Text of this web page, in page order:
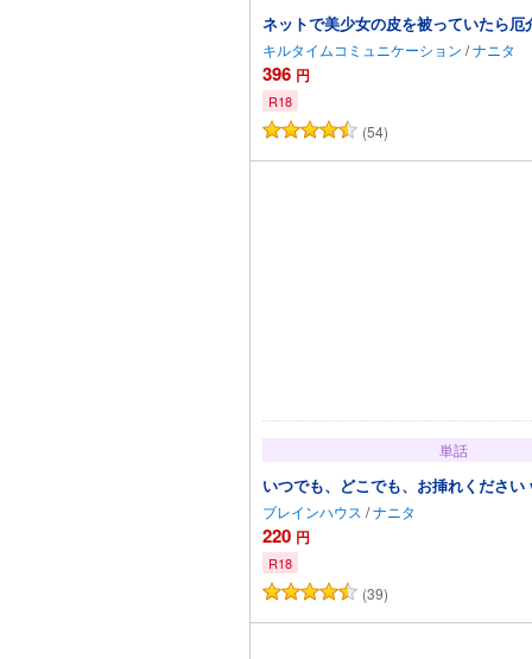
ネットで美少女の皮を被っていたら
キルタイムコミュニケーション /ナニタ
396 円
R18
(54)
単話
いつでも、どこでも、お挿れくださ
ブレインハウス /ナニタ
220 円
R18
(39)